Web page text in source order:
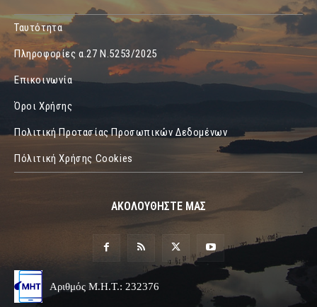
Ταυτότητα
Πληροφορίες α.27 Ν.5253/2025
Επικοινωνία
Όροι Χρήσης
Πολιτική Προτασίας Προσωπικών Δεδομένων
Πόλιτική Χρήσης Cookies
ΑΚΟΛΟΥΘΗΣΤΕ ΜΑΣ
Αριθμός Μ.Η.Τ.: 232376